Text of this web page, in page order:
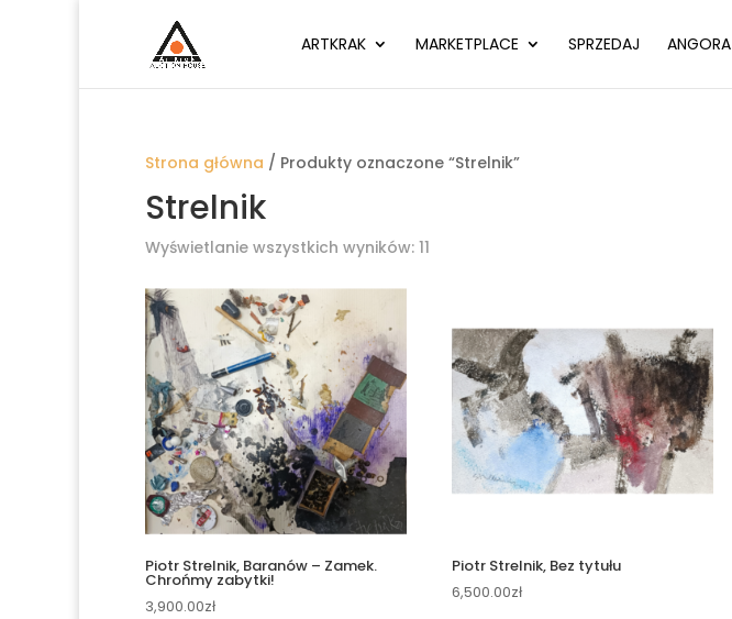
ARTKRAK MARKETPLACE SPRZEDAJ ANGORA
Strona główna / Produkty oznaczone “Strelnik”
Strelnik
Wyświetlanie wszystkich wyników: 11
Piotr Strelnik, Baranów – Zamek.
Chrońmy zabytki!
3,900.00zł
Piotr Strelnik, Bez tytułu
6,500.00zł